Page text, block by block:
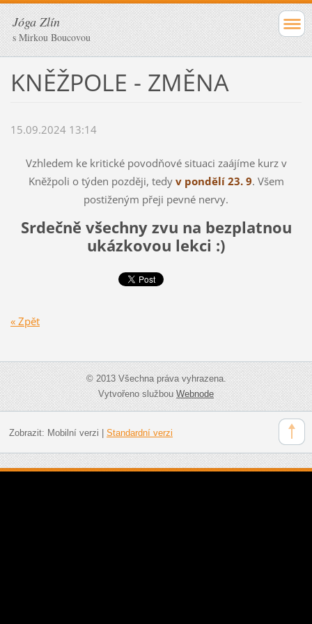
Jóga Zlín
s Mirkou Boucovou
KNĚŽPOLE - ZMĚNA
15.09.2024 13:14
Vzhledem ke kritické povodňové situaci zaájíme kurz v
Kněžpoli o týden později, tedy v pondělí 23. 9. Všem
postiženým přeji pevné nervy.
Srdečně všechny zvu na bezplatnou
ukázkovou lekci :)
« Zpět
© 2013 Všechna práva vyhrazena.
Vytvořeno službouWebnode
Zobrazit: Mobilní verzi Standardní verzi